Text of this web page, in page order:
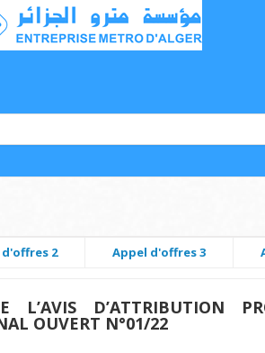
2 Appel d'offres 3
D’ATTRIBUTION
OUVERT N°01/22